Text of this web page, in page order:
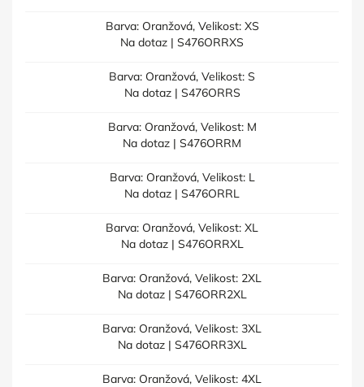
Barva: Oranžová, Velikost: XS
Na dotaz | S476ORRXS
Barva: Oranžová, Velikost: S
Na dotaz | S476ORRS
Barva: Oranžová, Velikost: M
Na dotaz | S476ORRM
Barva: Oranžová, Velikost: L
Na dotaz | S476ORRL
Barva: Oranžová, Velikost: XL
Na dotaz | S476ORRXL
Barva: Oranžová, Velikost: 2XL
Na dotaz | S476ORR2XL
Barva: Oranžová, Velikost: 3XL
Na dotaz | S476ORR3XL
Barva: Oranžová, Velikost: 4XL